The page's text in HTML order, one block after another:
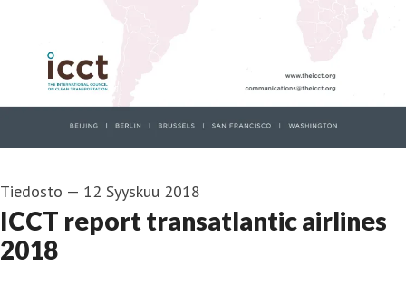
Tiedosto — 12 Syyskuu 2018
ICCT report transatlantic airlines
2018